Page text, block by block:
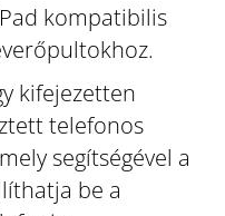
kompatibilis
kifejezetten
telefonos
segítségével a
be a